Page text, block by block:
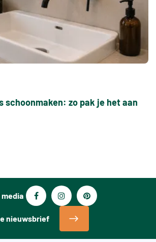
schoonmaken: zo pak je het aan
media
nieuwsbrief